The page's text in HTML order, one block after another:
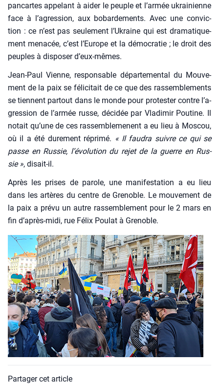
pan­cartes appe­lant à aider le peuple et l’ar­mée ukrai­nienne
face à l’a­gres­sion, aux bobar­de­ments. Avec une convic­
tion : ce n’est pas seule­ment l’U­kraine qui est dra­ma­ti­que­
ment mena­cée, c’est l’Eu­rope et la démo­cra­tie ; le droit des
peuples à dis­po­ser d’eux-mêmes.
Jean-Paul Vienne, res­pon­sable dépar­te­men­tal du Mou­ve­
ment de la paix se féli­ci­tait de ce que des ras­sem­ble­ments
se tiennent par­tout dans le monde pour pro­tes­ter contre l’a­
gres­sion de l’ar­mée russe, déci­dée par Vla­di­mir Pou­tine. Il
notait qu’une de ces ras­sem­ble­menent a eu lieu à Mos­cou,
où il a été dure­ment répri­mé. « Il fau­dra suivre ce qui se
passe en Rus­sie, l’é­vo­lu­tion du rejet de la guerre en Rus­
sie », disait-il.
Après les prises de parole, une mani­fes­ta­tion a eu lieu
dans les artères du centre de Gre­noble. Le mou­ve­ment de
la paix a pré­vu un autre ras­sem­ble­ment pour le 2 mars en
fin d’a­près-midi, rue Félix Pou­lat à Gre­noble.
Partager cet article